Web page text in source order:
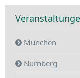
München
Nürnberg